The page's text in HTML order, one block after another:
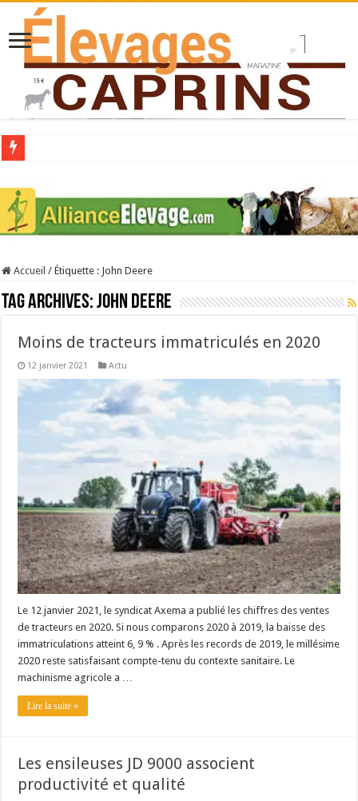
Stress thermique : quelles solutions concrètes pour protéger son troupeau ?
40 ans du Space : une présentation caprine quotidienne
La collecte de lait de chèvre confirme son rebond
Accueil / Étiquette : John Deere
Tag Archives:John Deere
Moins de tracteurs immatriculés en 2020
12 janvier 2021 Actu
Le 12 janvier 2021, le syndicat Axema a publié les chiffres des ventes
de tracteurs en 2020. Si nous comparons 2020 à 2019, la baisse des
immatriculations atteint 6, 9 % . Après les records de 2019, le millésime
2020 reste satisfaisant compte-tenu du contexte sanitaire. Le
machinisme agricole a …
Lire la suite »
Les ensileuses JD 9000 associent
productivité et qualité